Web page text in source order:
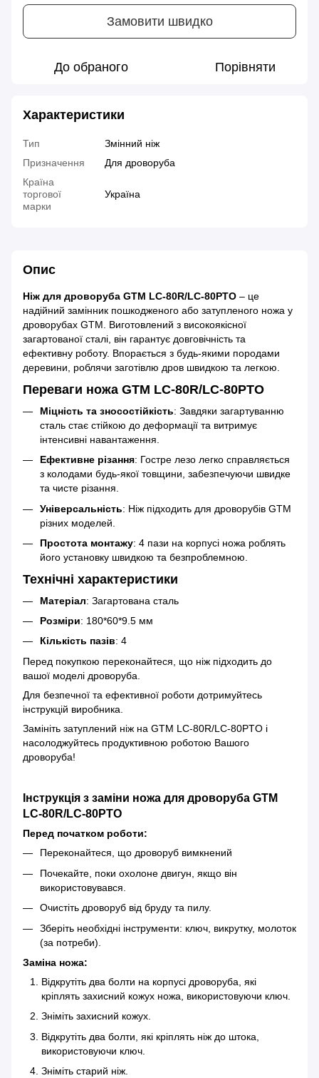
Замовити швидко
До обраного Порівняти
Характеристики
Тип
Змінний ніж
Призначення
Для дроворуба
Країна
торгової
марки
Україна
Опис
Ніж для дроворуба GTM LC-80R/LC-80PTO – це
надійний замінник пошкодженого або затупленого ножа у
дроворубах GTM. Виготовлений з високоякісної
загартованої сталі, він гарантує довговічність та
ефективну роботу. Впорається з будь-якими породами
деревини, роблячи заготівлю дров швидкою та легкою.
Переваги ножа GTM LC-80R/LC-80PTO
Міцність та зносостійкість: Завдяки загартуванню
сталь стає стійкою до деформації та витримує
інтенсивні навантаження.
Ефективне різання: Гостре лезо легко справляється
з колодами будь-якої товщини, забезпечуючи швидке
та чисте різання.
Універсальність: Ніж підходить для дроворубів GTM
різних моделей.
Простота монтажу: 4 пази на корпусі ножа роблять
його установку швидкою та безпроблемною.
Технічні характеристики
Матеріал: Загартована сталь
Розміри: 180*60*9.5 мм
Кількість пазів: 4
Перед покупкою переконайтеся, що ніж підходить до
вашої моделі дроворуба.
Для безпечної та ефективної роботи дотримуйтесь
інструкцій виробника.
Замініть затуплений ніж на GTM LC-80R/LC-80PTO і
насолоджуйтесь продуктивною роботою Вашого
дроворуба!
Інструкція з заміни ножа для дроворуба GTM
LC-80R/LC-80PTO
Перед початком роботи:
Переконайтеся, що дроворуб вимкнений
Почекайте, поки охолоне двигун, якщо він
використовувався.
Очистіть дроворуб від бруду та пилу.
Зберіть необхідні інструменти: ключ, викрутку, молоток
(за потреби).
Заміна ножа:
Відкрутіть два болти на корпусі дроворуба, які
кріплять захисний кожух ножа, використовуючи ключ.
Зніміть захисний кожух.
Відкрутіть два болти, які кріплять ніж до штока,
використовуючи ключ.
Зніміть старий ніж.